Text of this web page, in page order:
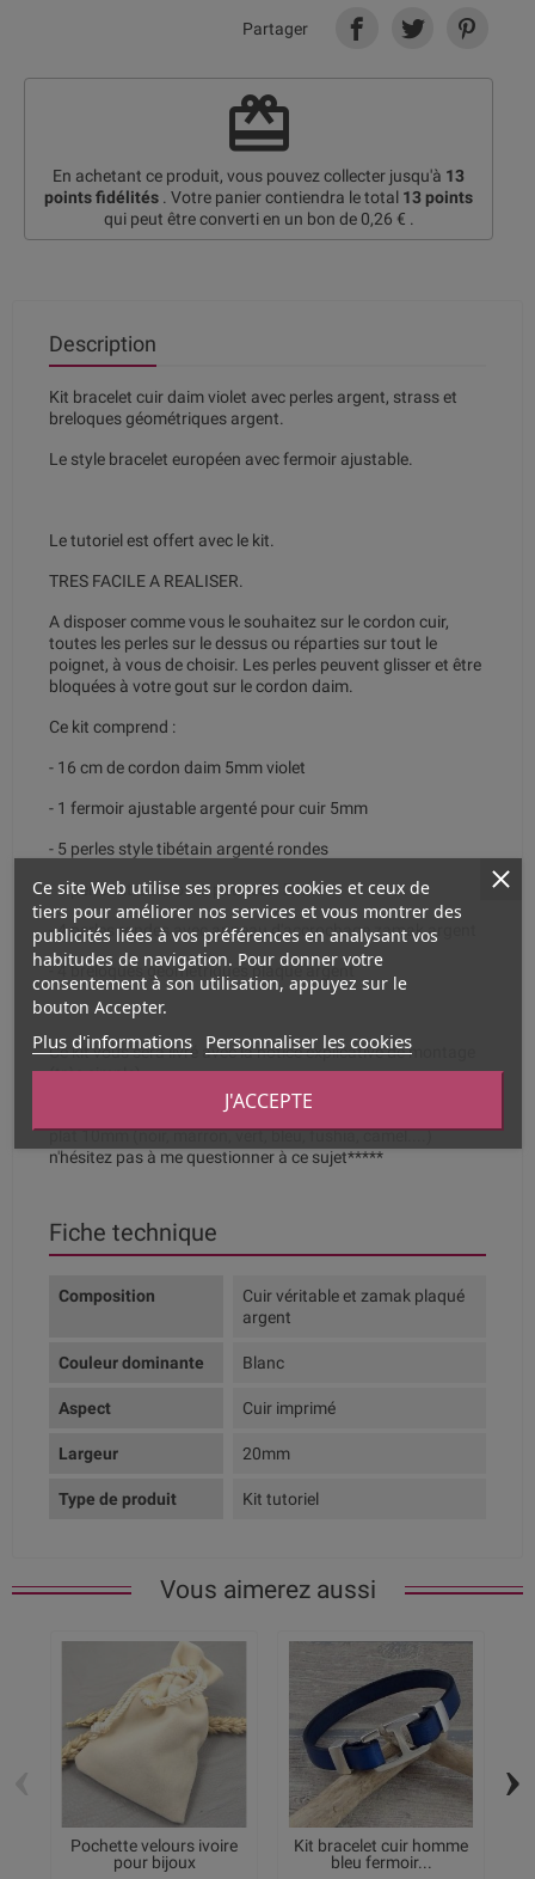
Partager
redeem
En achetant ce produit, vous pouvez collecter jusqu'à 13
points fidélités . Votre panier contiendra le total 13 points
qui peut être converti en un bon de 0,26 € .
Description
Kit bracelet cuir daim violet avec perles argent, strass et
breloques géométriques argent.
Le style bracelet européen avec fermoir ajustable.
Le tutoriel est offert avec le kit.
TRES FACILE A REALISER.
A disposer comme vous le souhaitez sur le cordon cuir,
toutes les perles sur le dessus ou réparties sur tout le
poignet, à vous de choisir. Les perles peuvent glisser et être
bloquées à votre gout sur le cordon daim.
Ce kit comprend :
- 16 cm de cordon daim 5mm violet
- 1 fermoir ajustable argenté pour cuir 5mm
- 5 perles style tibétain argenté rondes
- 3 perles strass roses pour cuir 5mm
- 4 perles rondes avec anneau d'accrochage zamak argent
- 4 breloques géométriques plaqué argent
Ce kit vous sera livré avec la notice explicative de montage
(très simple).
***** ce kit est livrable avec toutes autres couleurs de cuir
plat 10mm (noir, marron, vert, bleu, fushia, camel....)
n'hésitez pas à me questionner à ce sujet*****
Fiche technique
Composition
Cuir véritable et zamak plaqué
argent
Couleur dominante Blanc
Aspect Cuir imprimé
Largeur 20mm
Type de produit Kit tutoriel
Vous aimerez aussi
Pochette velours ivoire
pour bijoux
Kit bracelet cuir homme
bleu fermoir...
›
Ce site Web utilise ses propres cookies et ceux de
tiers pour améliorer nos services et vous montrer des
publicités liées à vos préférences en analysant vos
habitudes de navigation. Pour donner votre
consentement à son utilisation, appuyez sur le
bouton Accepter.
Plus d'informations Personnaliser les cookies
J'ACCEPTE